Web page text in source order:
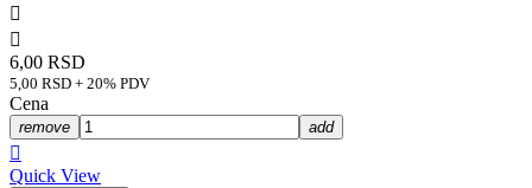


6,00 RSD
5,00 RSD + 20% PDV
Cena
remove add

Quick View